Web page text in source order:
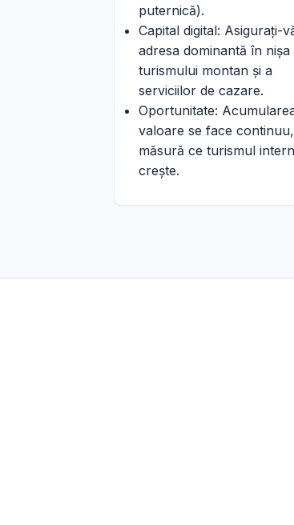
puternică).
Capital digital: Asigurați-
adresa dominantă în nișa
turismului montan și a
serviciilor de cazare.
Oportunitate:
valoare se face
măsură ce turismul intern
crește.